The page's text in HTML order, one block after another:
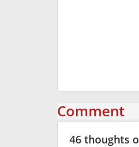
Comment
46 thoughts